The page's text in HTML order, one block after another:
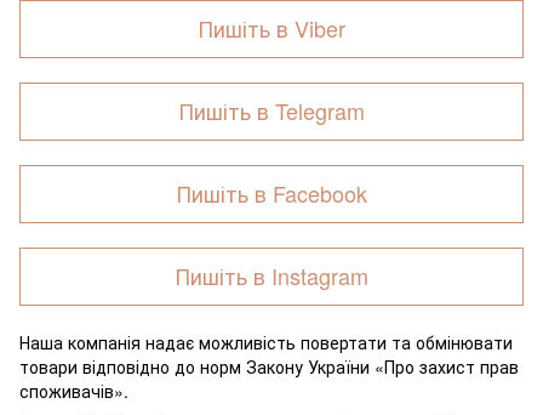
Пишіть в Viber
Пишіть в Telegram
Пишіть в Facebook
Пишіть в Instagram
Наша компанія надає можливість повертати та обмінювати
товари відповідно до норм Закону України «Про захист прав
споживачів».